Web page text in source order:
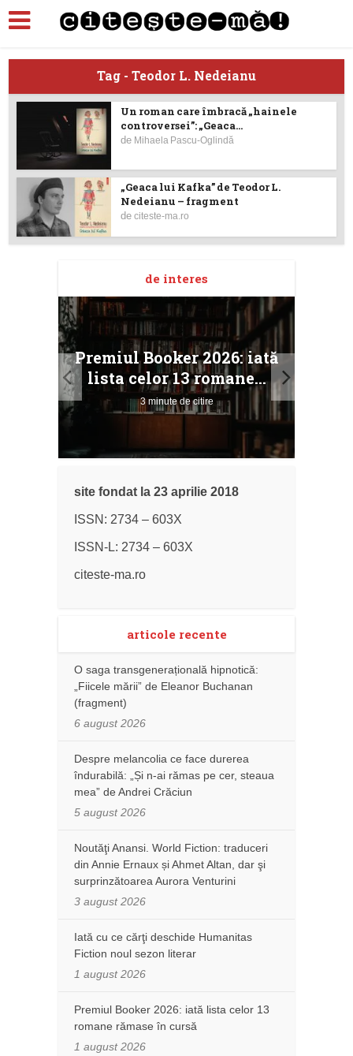
Tag - Teodor L. Nedeianu
Un roman care îmbracă „hainele
controversei”: „Geaca...
de Mihaela Pascu-Oglindă
„Geaca lui Kafka” de Teodor L.
Nedeianu – fragment
deciteste-ma.ro
de interes
Premiul Booker 2026: iată
lista celor 13 romane...
3 minute de citire
site fondat la 23 aprilie 2018
ISSN: 2734 – 603X
ISSN-L: 2734 – 603X
citeste-ma.ro
articole recente
O saga transgenerațională hipnotică:
„Fiicele mării” de Eleanor Buchanan
(fragment)
6 august 2026
Despre melancolia ce face durerea
îndurabilă: „Și n-ai rămas pe cer, steaua
mea” de Andrei Crăciun
5 august 2026
Noutăţi Anansi. World Fiction: traduceri
din Annie Ernaux și Ahmet Altan, dar şi
surprinzătoarea Aurora Venturini
3 august 2026
Iată cu ce cărţi deschide Humanitas
Fiction noul sezon literar
1 august 2026
Premiul Booker 2026: iată lista celor 13
romane rămase în cursă
1 august 2026